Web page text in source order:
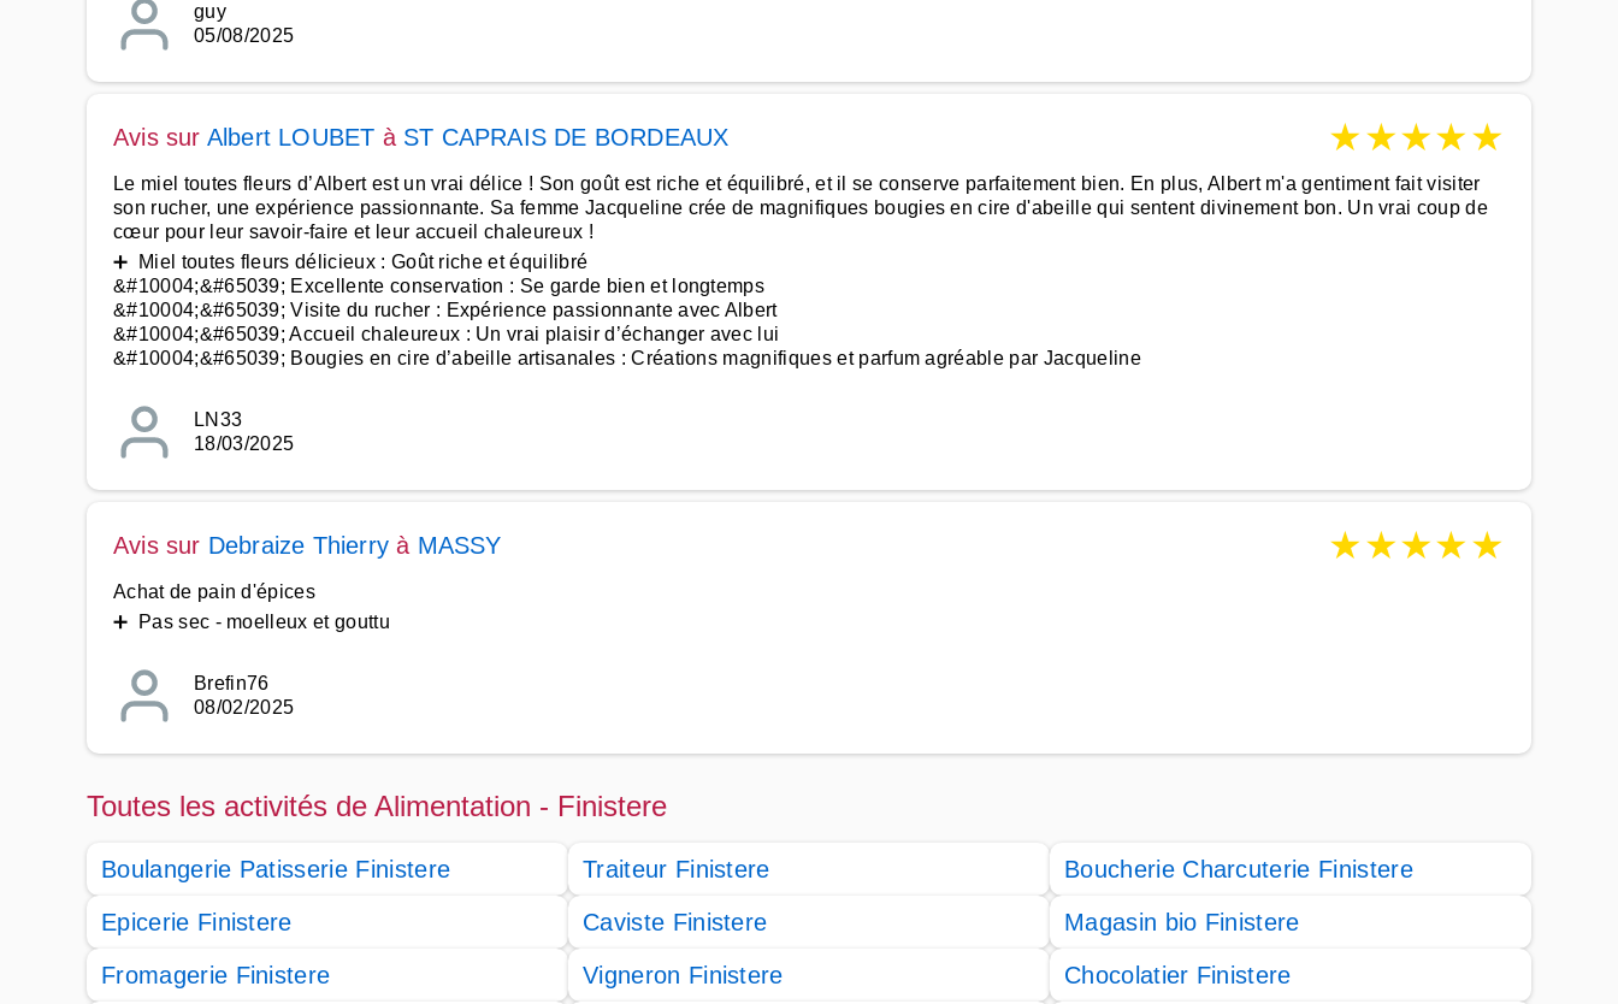
guy
05/08/2025
Avis sur Albert LOUBET à ST CAPRAIS DE BORDEAUX ★★★★★
Le miel toutes fleurs d’Albert est un vrai délice ! Son goût est riche et équilibré, et il se conserve parfaitement bien. En plus, Albert m'a gentiment fait visiter
son rucher, une expérience passionnante. Sa femme Jacqueline crée de magnifiques bougies en cire d'abeille qui sentent divinement bon. Un vrai coup de
cœur pour leur savoir-faire et leur accueil chaleureux !
➕ Miel toutes fleurs délicieux : Goût riche et équilibré
&#10004;&#65039; Excellente conservation : Se garde bien et longtemps
&#10004;&#65039; Visite du rucher : Expérience passionnante avec Albert
&#10004;&#65039; Accueil chaleureux : Un vrai plaisir d’échanger avec lui
&#10004;&#65039; Bougies en cire d’abeille artisanales : Créations magnifiques et parfum agréable par Jacqueline
LN33
18/03/2025
Avis sur Debraize Thierry à MASSY ★★★★★
Achat de pain d'épices
➕ Pas sec - moelleux et gouttu
Brefin76
08/02/2025
Toutes les activités de Alimentation - Finistere
Boulangerie Patisserie Finistere Traiteur Finistere
Boucherie Charcuterie Finistere
Epicerie Finistere
Caviste Finistere
Magasin bio Finistere
Fromagerie Finistere
Vigneron Finistere Chocolatier Finistere